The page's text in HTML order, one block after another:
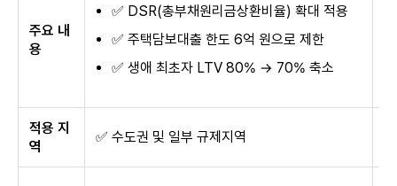
주요 내
용
✅ DSR(총부채원리금상환비율) 확대 적용
✅ 주택담보대출 한도 6억 원으로 제한
✅ 생애 최초자 LTV 80% → 70% 축소
적용 지
역
✅ 수도권 및 일부 규제지역